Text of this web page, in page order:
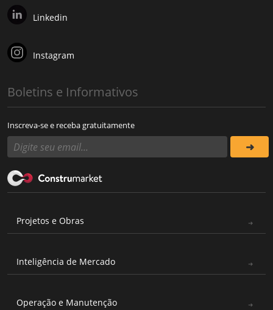
Linkedin
Instagram
Boletins e Informativos
Inscreva-se e receba gratuitamente
Projetos e Obras
Inteligência de Mercado
Operação e Manutenção